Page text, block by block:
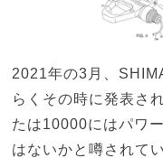
2021年の3月、
らくその時に発表さ
たは10000にはパワ
はないかと噂されて